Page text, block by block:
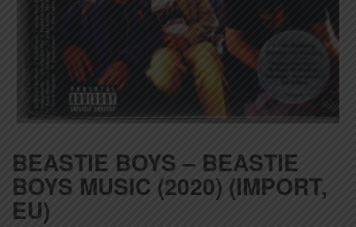
BEASTIE BOYS – BEASTIE
BOYS MUSIC (2020) (IMPORT,
EU)